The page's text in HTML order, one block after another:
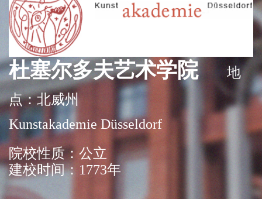
杜塞尔多夫艺术学院
地
点：北威州
Kunstakademie Düsseldorf
院校性质：公立
建校时间：1773年